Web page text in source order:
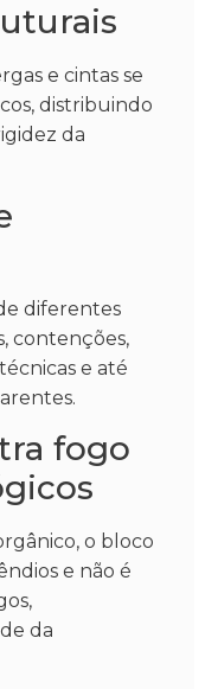
e cintas se
distribuindo
da
diferentes
contenções,
e até
fogo
o bloco
e não é
da